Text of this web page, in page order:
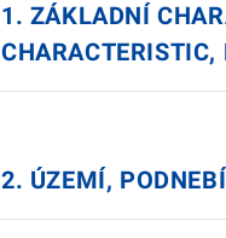
1. ZÁKLADNÍ
2. ÚZEMÍ,